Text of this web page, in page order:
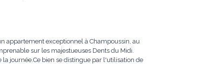
appartement exceptionnel à Champoussin, au
sur les majestueuses Dents du Midi.
journée.Ce bien se distingue par l'utilisation de